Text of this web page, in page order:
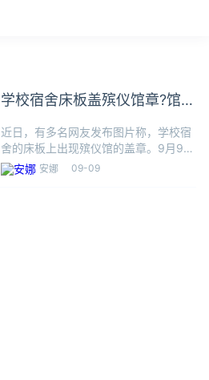
学校宿舍床板盖殡仪馆章?馆方
近日，有多名网友发布图片称，学校宿
舍的床板上出现殡仪馆的盖章。9月9日
上午，潇湘晨报记者注意到，网上流传
图片只有一张，未显示该木板具体所在
安娜 09-09